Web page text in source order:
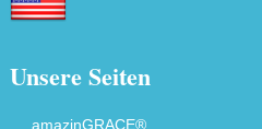
Unsere Seiten
amazinGRACE®